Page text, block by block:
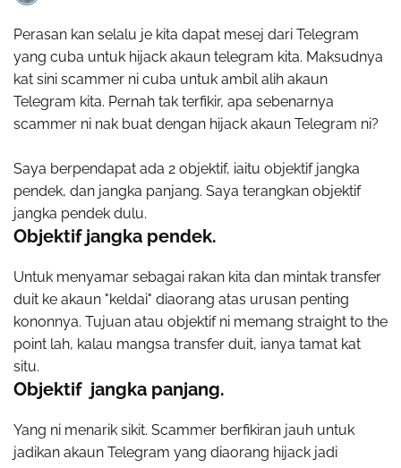
Perasan kan selalu je kita dapat mesej dari Telegram
yang cuba untuk hijack akaun telegram kita. Maksudnya
kat sini scammer ni cuba untuk ambil alih akaun
Telegram kita. Pernah tak terfikir, apa sebenarnya
scammer ni nak buat dengan hijack akaun Telegram ni?
Saya berpendapat ada 2 objektif, iaitu objektif jangka
pendek, dan jangka panjang. Saya terangkan objektif
jangka pendek dulu.
Objektif jangka pendek.
Untuk menyamar sebagai rakan kita dan mintak transfer
duit ke akaun "keldai" diaorang atas urusan penting
kononnya. Tujuan atau objektif ni memang straight to the
point lah, kalau mangsa transfer duit, ianya tamat kat
situ.
Objektif jangka panjang.
Yang ni menarik sikit. Scammer berfikiran jauh untuk
jadikan akaun Telegram yang diaorang hijack jadi